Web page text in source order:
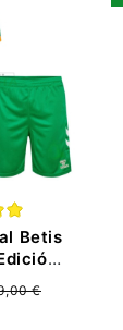
Betis
Kit
Naranja
€